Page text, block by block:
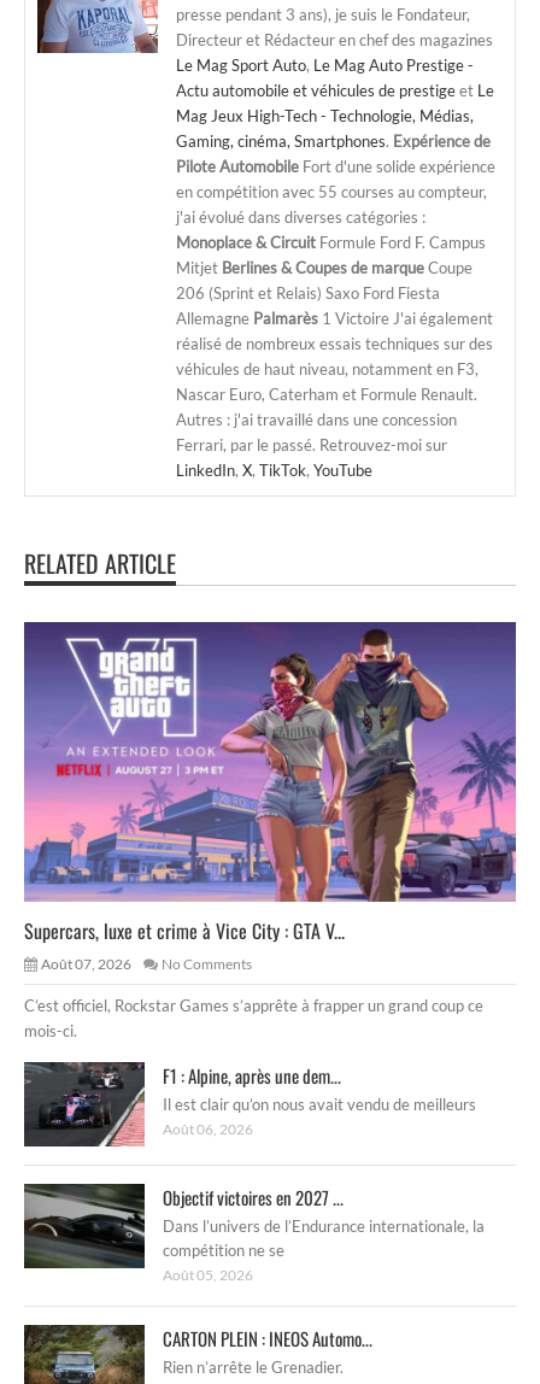
presse pendant 3 ans), je suis le Fondateur,
Directeur et Rédacteur en chef des magazines
Le Mag Sport Auto, Le Mag Auto Prestige -
Actu automobile et véhicules de prestigeet Le
Mag Jeux High-Tech - Technologie, Médias,
Gaming, cinéma, Smartphones. Expérience de
Pilote Automobile Fort d'une solide expérience
en compétition avec 55 courses au compteur,
j'ai évolué dans diverses catégories :
Monoplace & Circuit Formule Ford F. Campus
Mitjet Berlines & Coupes de marqueCoupe
206 (Sprint et Relais) Saxo Ford Fiesta
Allemagne Palmarès 1 Victoire J'ai également
réalisé de nombreux essais techniques sur des
véhicules de haut niveau, notamment en F3,
Nascar Euro, Caterham et Formule Renault.
Autres : j'ai travaillé dans une concession
Ferrari, par le passé. Retrouvez-moi sur
LinkedIn, X, TikTok, YouTube
RELATED ARTICLE
Supercars, luxe et crime à Vice City : GTA V...
Août 07, 2026 No Comments
C’est officiel, Rockstar Games s’apprête à frapper un grand coup ce
mois-ci.
F1 : Alpine, après une dem...
Il est clair qu’on nous avait vendu de meilleurs
Août 06, 2026
Objectif victoires en 2027 ...
Dans l’univers de l’Endurance internationale, la
compétition ne se
Août 05, 2026
CARTON PLEIN : INEOS Automo...
Rien n’arrête le Grenadier.